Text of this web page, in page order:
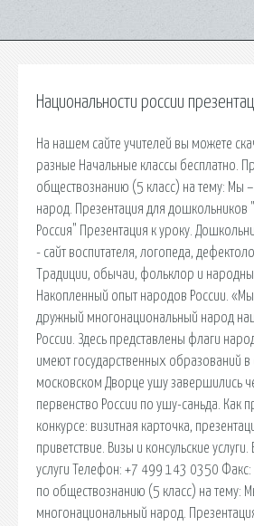
Национальности россии
На нашем сайте учителей вы можете
разные Начальные классы бесплатно.
обществознанию (5 класс) на тему: Мы
народ. Презентация для
Россия" Презентация к уроку.
- сайт воспитателя, логопеда,
Традиции, обычаи, фольклор и
Накопленный опыт народов России.
дружный многонациональный народ
России. Здесь представлены флаги
имеют государственных образований в
московском Дворце ушу завершились
первенство России по ушу-саньда. Как
конкурсе: визитная карточка,
приветствие. Визы и консульские услуги.
услуги Телефон: +7 499 143 0350 Факс:
по обществознанию (5 класс) на тему:
многонациональный народ.